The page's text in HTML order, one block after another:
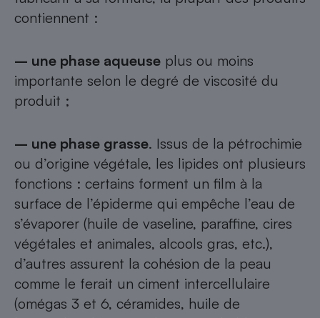
contiennent :
– une phase aqueuse plus ou moins
importante selon le degré de viscosité du
produit ;
– une phase grasse. Issus de la pétrochimie
ou d’origine végétale, les lipides ont plusieurs
fonctions : certains forment un film à la
surface de l’épiderme qui empêche l’eau de
s’évaporer (huile de vaseline, paraffine, cires
végétales et animales, alcools gras, etc.),
d’autres assurent la cohésion de la peau
comme le ferait un ciment intercellulaire
(omégas 3 et 6, céramides, huile de